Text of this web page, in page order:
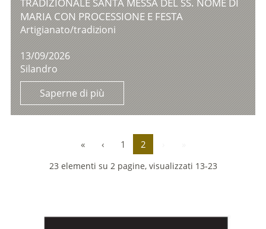
MARIA CON PROCESSIONE E FESTA
Artigianato/tradizioni
13/09/2026
Silandro
Saperne di più
« ‹ 1 2
23 elementi su 2 pagine, visualizzati 13-23